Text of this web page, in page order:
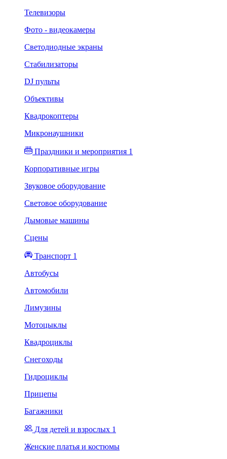
Телевизоры
Фото - видеокамеры
Светодиодные экраны
Стабилизаторы
DJ пульты
Объективы
Квадрокоптеры
Микронаушники
Праздники и мероприятия 1
Корпоративные игры
Звуковое оборудование
Световое оборудование
Дымовые машины
Сцены
Транспорт 1
Автобусы
Автомобили
Лимузины
Мотоцыклы
Квадроциклы
Снегоходы
Гидроциклы
Прицепы
Багажники
Для детей и взрослых 1
Женские платья и костюмы